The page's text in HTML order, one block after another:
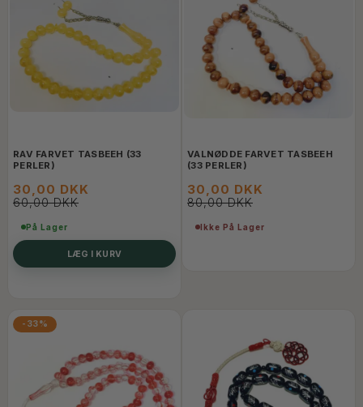
RAV FARVET TASBEEH (33
PERLER)
30,00 DKK
60,00 DKK
På Lager
LÆG I KURV
VALNØDDE FARVET TASBEEH
(33 PERLER)
30,00 DKK
80,00 DKK
Ikke På Lager
-33%